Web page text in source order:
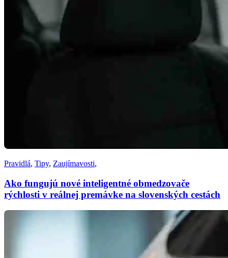
Pravidlá, Tipy, Zaujímavosti,
Ako fungujú nové inteligentné obmedzovače
rýchlosti v reálnej premávke na slovenských cestách